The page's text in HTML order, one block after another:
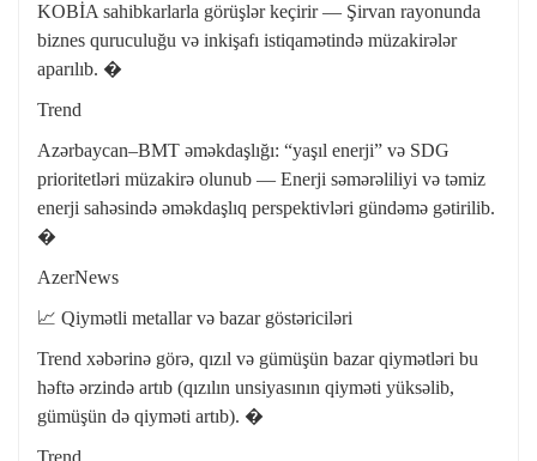
KOBİA sahibkarlarla görüşlər keçirir — Şirvan rayonunda
biznes quruculuğu və inkişafı istiqamətində müzakirələr
aparılıb. �
Trend
Azərbaycan–BMT əməkdaşlığı: “yaşıl enerji” və SDG
prioritetləri müzakirə olunub — Enerji səmərəliliyi və təmiz
enerji sahəsində əməkdaşlıq perspektivləri gündəmə gətirilib.
�
AzerNews
📈 Qiymətli metallar və bazar göstəriciləri
Trend xəbərinə görə, qızıl və gümüşün bazar qiymətləri bu
həftə ərzində artıb (qızılın unsiyasının qiyməti yüksəlib,
gümüşün də qiyməti artıb). �